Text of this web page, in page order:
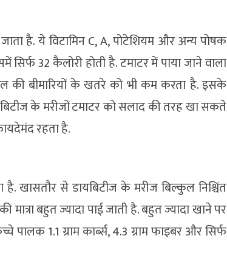
है. ये विटामिन C, A, पोटेशियम और अन्य पोषक
32 कैलोरी होती है. टमाटर में पाया जाने वाला
बीमारियों के खतरे को भी कम करता है. इसके
के मरीजों टमाटर को सलाद की तरह खा सकते
रहता है.
खासतौर से डायबिटीज के मरीज बिल्कुल निश्चिंत
बहुत ज्यादा पाई जाती है. बहुत ज्यादा खाने पर
1.1 ग्राम कार्ब्स, 4.3 ग्राम फाइबर और सिर्फ